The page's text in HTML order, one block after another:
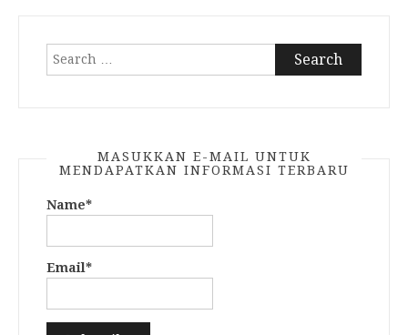
Search
MASUKKAN E-MAIL UNTUK
MENDAPATKAN INFORMASI TERBARU
Name*
Email*